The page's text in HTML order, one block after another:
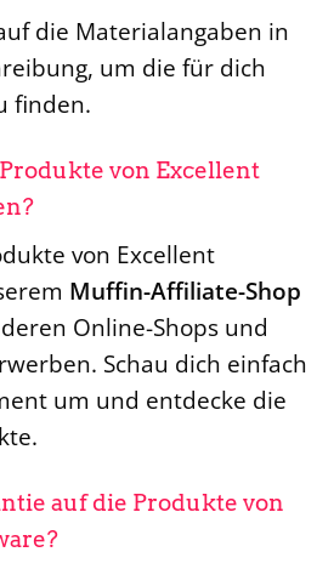
die Materialangaben in
um die für dich
finden.
von Excellent
von Excellent
Muffin-Affiliate-Shop
Online-Shops und
Schau dich einfach
um und entdecke die
auf die Produkte von